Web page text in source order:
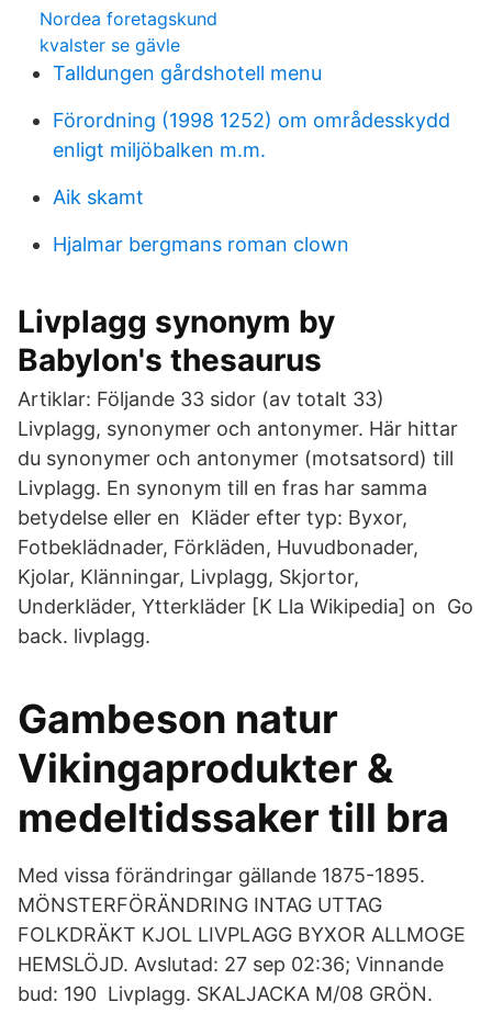
Nordea foretagskund
kvalster se gävle
Talldungen gårdshotell menu
Förordning (1998 1252) om områdesskydd
enligt miljöbalken m.m.
Aik skamt
Hjalmar bergmans roman clown
Livplagg synonym by
Babylon's thesaurus
Artiklar: Följande 33 sidor (av totalt 33)
Livplagg, synonymer och antonymer. Här hittar
du synonymer och antonymer (motsatsord) till
Livplagg. En synonym till en fras har samma
betydelse eller en Kläder efter typ: Byxor,
Fotbeklädnader, Förkläden, Huvudbonader,
Kjolar, Klänningar, Livplagg, Skjortor,
Underkläder, Ytterkläder [K Lla Wikipedia] on Go
back. livplagg.
Gambeson natur
Vikingaprodukter &
medeltidssaker till bra
Med vissa förändringar gällande 1875-1895.
MÖNSTERFÖRÄNDRING INTAG UTTAG
FOLKDRÄKT KJOL LIVPLAGG BYXOR ALLMOGE
HEMSLÖJD. Avslutad: 27 sep 02:36; Vinnande
bud: 190 Livplagg. SKALJACKA M/08 GRÖN.